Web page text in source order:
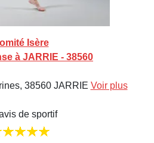
Isère
à JARRIE - 38560
38560 JARRIE Voir plus
de sportif